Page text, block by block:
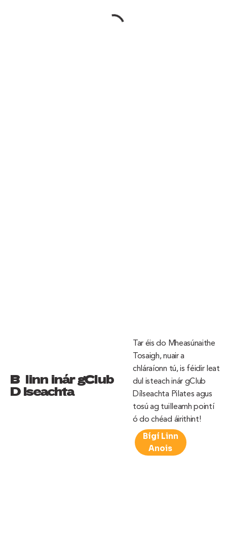
Bí linn inár gClub
Dílseachta
Bígí Linn
Anois
Tar éis do Mheasúnaithe
Tosaigh, nuair a
chláraíonn tú, is féidir leat
dul isteach inár gClub
Dílseachta Pilates agus
tosú ag tuilleamh pointí
ó do chéad áirithint!